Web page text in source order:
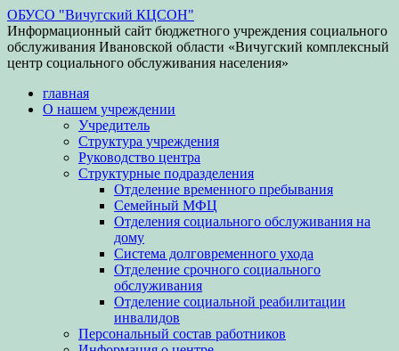
ОБУСО "Вичугский КЦСОН"
Информационный сайт бюджетного учреждения социального
обслуживания Ивановской области «Вичугский комплексный
центр социального обслуживания населения»
главная
О нашем учреждении
Учредитель
Структура учреждения
Руководство центра
Структурные подразделения
Отделение временного пребывания
Семейный МФЦ
Отделения социального обслуживания на
дому
Система долговременного ухода
Отделение срочного социального
обслуживания
Отделение социальной реабилитации
инвалидов
Персональный состав работников